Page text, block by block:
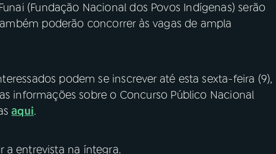
(Fundação Nacional dos Povos Indígenas) serão
poderão concorrer às vagas de ampla
podem se inscrever até esta sexta-feira (9),
informações sobre o Concurso Público Nacional
aqui.
a entrevista na íntegra.